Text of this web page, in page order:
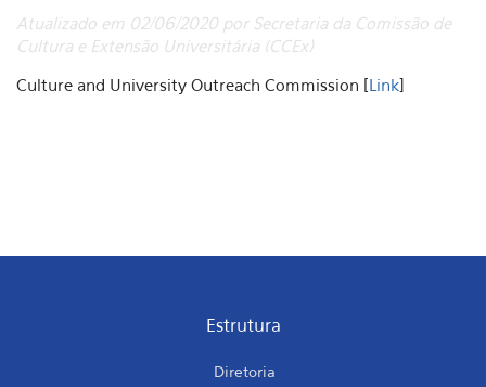
Atualizado em 02/06/2020 por Secretaria da Comissão de
Cultura e Extensão Universitária (CCEx)
Culture and University Outreach Commission [Link]
Estrutura
Diretoria